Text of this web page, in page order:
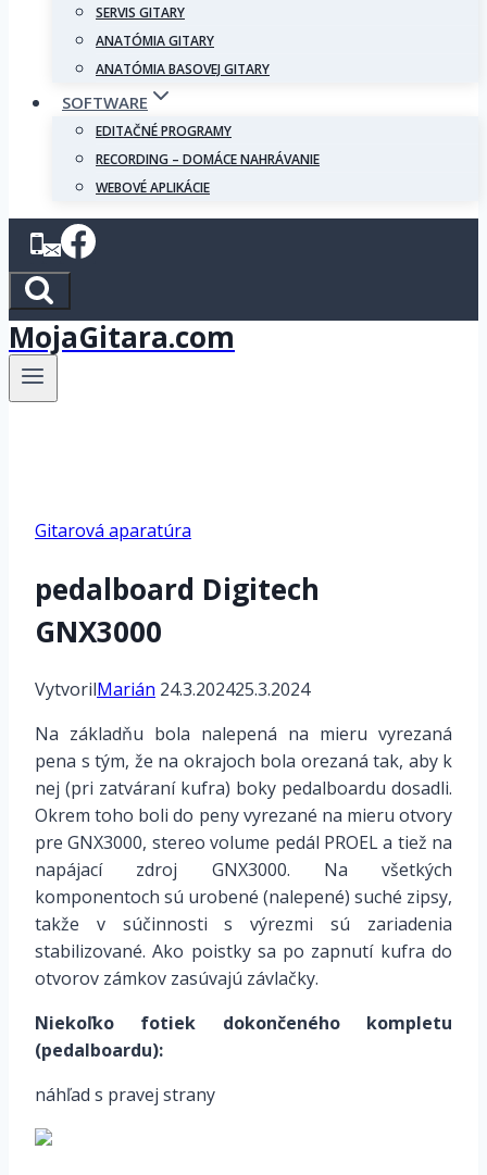
SERVIS GITARY
ANATÓMIA GITARY
ANATÓMIA BASOVEJ GITARY
SOFTWARE
EDITAČNÉ PROGRAMY
RECORDING – DOMÁCE NAHRÁVANIE
WEBOVÉ APLIKÁCIE
MojaGitara.com
Gitarová aparatúra
pedalboard Digitech
GNX3000
VytvorilMarián 24.3.202425.3.2024
Na základňu bola nalepená na mieru vyrezaná
pena s tým, že na okrajoch bola orezaná tak, aby k
nej (pri zatváraní kufra) boky pedalboardu dosadli.
Okrem toho boli do peny vyrezané na mieru otvory
pre GNX3000, stereo volume pedál PROEL a tiež na
napájací zdroj GNX3000. Na všetkých
komponentoch sú urobené (nalepené) suché zipsy,
takže v súčinnosti s výrezmi sú zariadenia
stabilizované. Ako poistky sa po zapnutí kufra do
otvorov zámkov zasúvajú závlačky.
Niekoľko fotiek dokončeného kompletu
(pedalboardu):
náhľad s pravej strany